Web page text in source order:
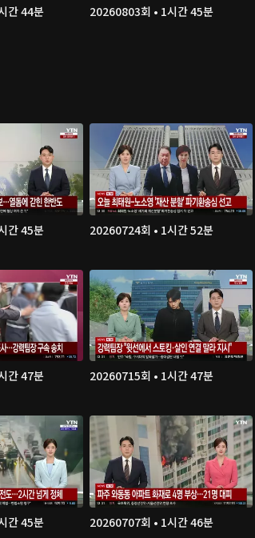
간 44분 20260803회 • 1시간 45분
간 45분 20260724회 • 1시간 52분
간 47분 20260715회 • 1시간 47분
간 45분 20260707회 • 1시간 46분